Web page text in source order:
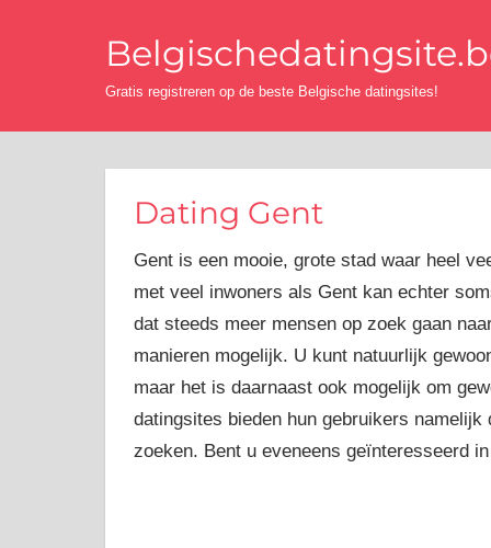
Gratis registreren op de beste Belgische datingsites!
Dating Gent
Gent is een mooie, grote stad waar heel
met veel inwoners als Gent kan echter
dat steeds meer mensen op zoek gaan
manieren mogelijk. U kunt natuurlijk
maar het is daarnaast ook mogelijk om
datingsites bieden hun gebruikers
zoeken. Bent u eveneens geïnteresseerd